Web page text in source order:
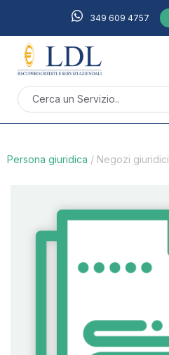
349 609 4757
Persona giuridica / Negozi giuridici